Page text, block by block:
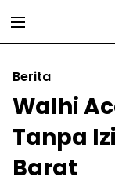
Berita
Walhi
Tanpa
Barat